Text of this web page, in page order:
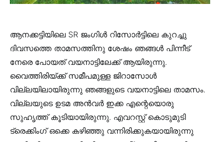
ആനക്കട്ടിയിലെ SR ജംഗിൾ റിസോർട്ടിലെ കുറച്ചു
ദിവസത്തെ താമസത്തിനു ശേഷം ഞങ്ങൾ പിന്നീട്
നേരെ പോയത് വയനാട്ടിലേക്ക് ആയിരുന്നു.
വൈത്തിരിയ്ക്ക് സമീപമുള്ള ജിറാസോൾ
വില്ലയിലായിരുന്നു ഞങ്ങളുടെ വയനാട്ടിലെ താമസം.
വില്ലയുടെ ഉടമ അൻവർ ഇക്ക എന്റെയൊരു
സുഹൃത്ത് കൂടിയായിരുന്നു. എവറസ്റ്റ് കൊടുമുടി
ട്രെക്കിംഗ് ഒക്കെ കഴിഞ്ഞു വന്നിരിക്കുകയായിരുന്നു